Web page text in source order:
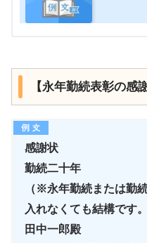
【永年勤続表彰の感
感謝状
勤続二十年
（※永年勤続または勤
入れなくても結構です。
田中一郎殿